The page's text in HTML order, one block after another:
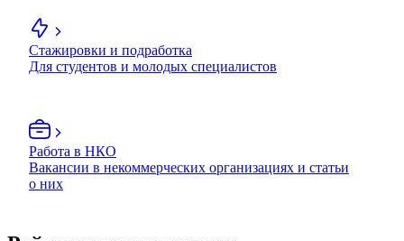
Стажировки и подработка
Для студентов и молодых специалистов
Работа в НКО
Вакансии в некоммерческих организациях и статьи
о них